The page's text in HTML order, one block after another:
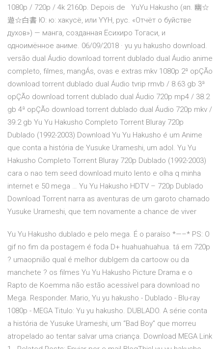
1080p / 720p / 4k 2160p. Depois de YuYu Hakusho (яп. 幽☆
遊☆白書 Ю: ю: хакусё, или YYH, рус. «Отчёт о буйстве
духов») — манга, созданная Ёсихиро Тогаси, и
одноимённое аниме. 06/09/2018 · yu yu hakusho download.
versão dual Áudio download torrent dublado dual Áudio anime
completo, filmes, mangÁs, ovas e extras mkv 1080p 2ª opÇÃo
download torrent dublado dual Áudio tvrip rmvb / 8.63 gb 3ª
opÇÃo download torrent dublado dual Áudio 720p mp4 / 38.2
gb 4ª opÇÃo download torrent dublado dual Áudio 720p mkv /
39.2 gb Yu Yu Hakusho Completo Torrent Bluray 720p
Dublado (1992-2003) Download Yu Yu Hakusho é um Anime
que conta a história de Yusuke Urameshi, um adol. Yu Yu
Hakusho Completo Torrent Bluray 720p Dublado (1992-2003)
cara o nao tem seed download muito lento e olha q minha
internet e 50 mega … Yu Yu Hakusho HDTV – 720p Dublado
Download Torrent narra as aventuras de um garoto chamado
Yusuke Urameshi, que tem novamente a chance de viver
Yu Yu Hakusho dublado e pelo mega. É o paraíso *—–* PS: O
gif no fim da postagem é foda D+ huahuahuahua. tá em 720p
? umaopnião qual é melhor dublgem da cartoow ou da
manchete ? os filmes Yu Yu Hakusho Picture Drama e o
Rapto de Koemma não estão acessível para download no
Mega. Responder. Mario, Yu yu hakusho - Dublado - Blu-ray
1080p - MEGA Titulo: Yu yu hakusho. DUBLADO. A série conta
a história de Yusuke Urameshi, um “Bad Boy” que morreu
atropelado ao tentar salvar uma criança. Download MEGA Link